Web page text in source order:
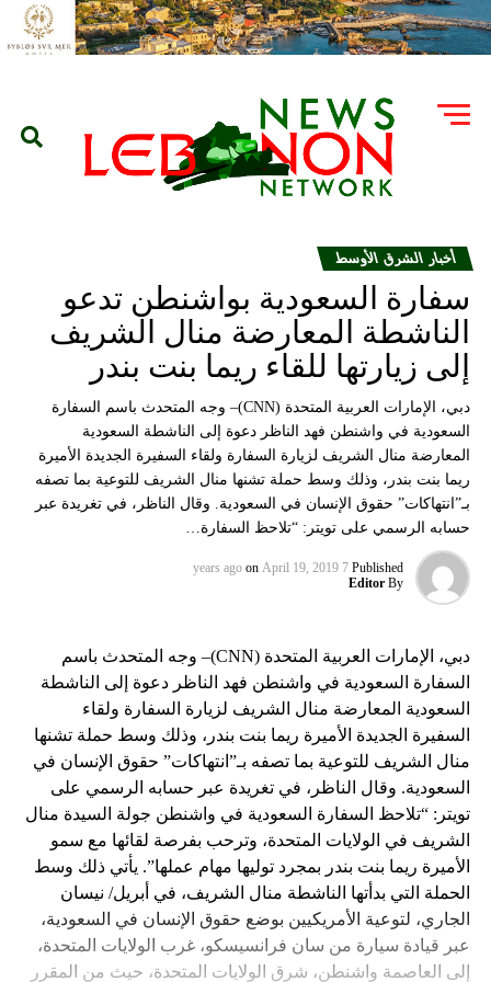
أخبار الشرق الأوسط
سفارة السعودية بواشنطن تدعو
الناشطة المعارضة منال الشريف
إلى زيارتها للقاء ريما بنت بندر
دبي، الإمارات العربية المتحدة (CNN)– وجه المتحدث باسم السفارة
السعودية في واشنطن فهد الناظر دعوة إلى الناشطة السعودية
المعارضة منال الشريف لزيارة السفارة ولقاء السفيرة الجديدة الأميرة
ريما بنت بندر، وذلك وسط حملة تشنها منال الشريف للتوعية بما تصفه
بـ”انتهاكات” حقوق الإنسان في السعودية. وقال الناظر، في تغريدة عبر
حسابه الرسمي على تويتر: “تلاحظ السفارة…
Published
7 years ago
on April 19, 2019
By
Editor
دبي، الإمارات العربية المتحدة (CNN)– وجه المتحدث باسم
السفارة السعودية في واشنطن فهد الناظر دعوة إلى الناشطة
السعودية المعارضة منال الشريف لزيارة السفارة ولقاء
السفيرة الجديدة الأميرة ريما بنت بندر، وذلك وسط حملة تشنها
منال الشريف للتوعية بما تصفه بـ”انتهاكات” حقوق الإنسان في
السعودية. وقال الناظر، في تغريدة عبر حسابه الرسمي على
تويتر: “تلاحظ السفارة السعودية في واشنطن جولة السيدة منال
الشريف في الولايات المتحدة، وترحب بفرصة لقائها مع سمو
الأميرة ريما بنت بندر بمجرد توليها مهام عملها”. يأتي ذلك وسط
الحملة التي بدأتها الناشطة منال الشريف، في أبريل/ نيسان
الجاري، لتوعية الأمريكيين بوضع حقوق الإنسان في السعودية،
عبر قيادة سيارة من سان فرانسيسكو، غرب الولايات المتحدة،
إلى العاصمة واشنطن، شرق الولايات المتحدة، حيث من المقرر